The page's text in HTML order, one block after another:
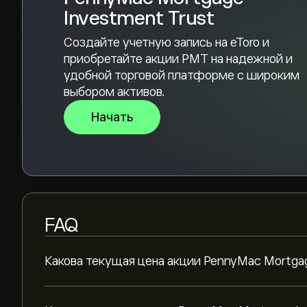
Investment Trust
Создайте учетную запись на eToro и
приобретайте акции PMT на надежной и
удобной торговой платформе с широким
выбором активов.
Начать
FAQ
Какова текущая цена акции PennyMac